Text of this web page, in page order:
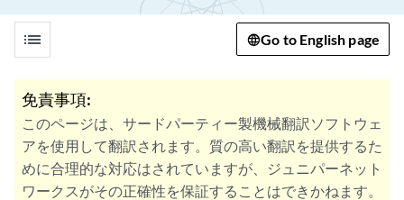
list Go to English page
免責事項:
このページは、サードパーティー製機械翻訳ソフトウェ
アを使用して翻訳されます。質の高い翻訳を提供するた
めに合理的な対応はされていますが、ジュニパーネット
ワークスがその正確性を保証することはできかねます。